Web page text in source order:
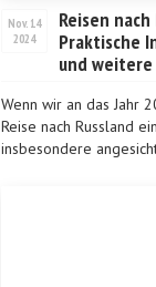
Nov. 14
2024
Reisen
Praktische
und
Wenn wir an das Jahr
Reise nach Russland
insbesondere